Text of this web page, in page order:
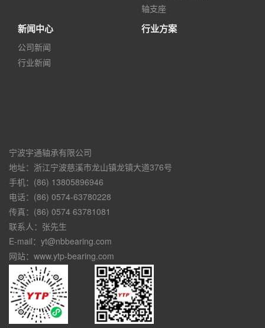
轴支座
新闻中心
公司新闻
行业新闻
行业方案
宁波宇通轴承有限公司
地址：浙江宁波慈溪市龙山镇龙镇大道376号
手机：(86) 13805896946
电话：(86) 0574-63780228
传真：(86) 0574 63781081
联系人：张先生
E-mail：yt@nbbearing.com
网站：www.ytp-bearing.com